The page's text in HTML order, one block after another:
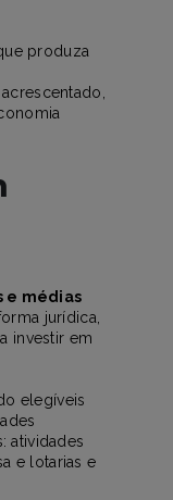
produza
e médias
jurídica,
investir em
elegíveis
atividades
e lotarias e